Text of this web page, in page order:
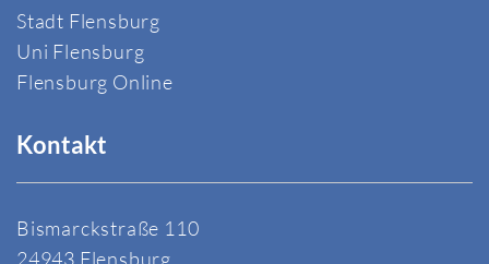
Stadt Flensburg
Uni Flensburg
Flensburg Online
Kontakt
Bismarckstraße 110
24943 Flensburg